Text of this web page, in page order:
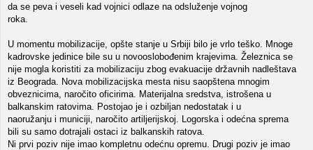
da se peva i veseli kad vojnici odlaze na odsluženje vojnog
roka.
U momentu mobilizacije, opšte stanje u Srbiji bilo je vrlo teško. Mnoge
kadrovske jedinice bile su u novooslobođenim krajevima. Železnica se
nije mogla koristiti za mobilizaciju zbog evakuacije državnih nadleštava
iz Beograda. Nova mobilizacijska mesta nisu saopštena mnogim
obveznicima, naročito oficirima. Materijalna sredstva, istrošena u
balkanskim ratovima. Postojao je i ozbiljan nedostatak i u
naoružanju i municiji, naročito artiljerijskoj. Logorska i odećna sprema
bili su samo dotrajali ostaci iz balkanskih ratova.
Ni prvi poziv nije imao kompletnu odećnu opremu. Drugi poziv je imao